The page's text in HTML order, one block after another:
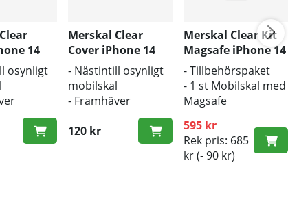
14
osynligt
mot
Merskal Clear
Cover iPhone 14
Plus - BULK
- Nästintill osynligt
mobilskal
- Framhäver
originaldesign
- Bra skydd mot
120 kr
Merskal Clear Kit
Magsafe iPhone 14
Plus
- Tillbehörspaket
- 1 st Mobilskal med
Magsafe
för snabb laddning
595 kr
Rek pris: 685
kr(- 90 kr)